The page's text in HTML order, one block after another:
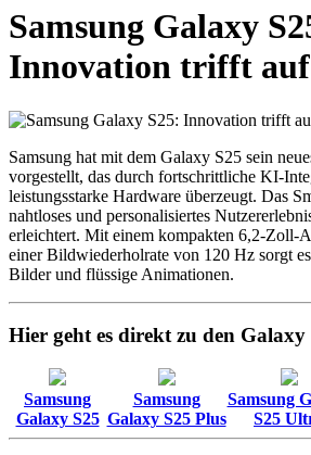
Samsung Galaxy
Innovation trifft
Samsung hat mit dem Galaxy S25 sein
vorgestellt, das durch fortschrittliche KI-
leistungsstarke Hardware überzeugt. Das
nahtloses und personalisiertes
erleichtert. Mit einem kompakten 6,2-
einer Bildwiederholrate von 120 Hz sorgt
Bilder und flüssige Animationen.
Hier geht es direkt zu den Galaxy
Samsung
Galaxy S25
Samsung
Galaxy S25 Plus
Samsung
S25